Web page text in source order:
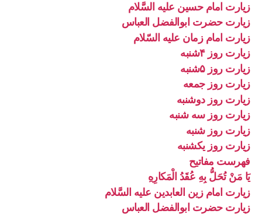
زیارت امام حسین علیه السَّلام
زیارت حضرت ابوالفضل العباس
زیارت امام زمان علیه السّلام
زیارت روز ۴شنبه
زیارت روز ۵شنبه
زیارت روز جمعه
زیارت روز دوشنبه
زیارت روز سه شنبه
زیارت روز شنبه
زیارت روز یکشنبه
فهرست مفاتیح
يَا مَنْ تُحَلُّ بِهِ عُقَدُ الْمَكارِهِ
زیارت امام زین العابدین علیه السَّلام
زیارت حضرت ابوالفضل العباس